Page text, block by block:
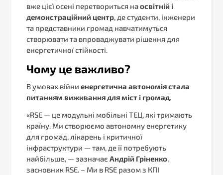
вже цієї осені перетвориться наосвітній і
демонстраційний центр, де студенти, інженери
та представники громад навчатимуться
створювати та впроваджувати рішення для
енергетичної стійкості.
Чому це важливо?
В умовах війни енергетична автономія стала
питанням виживання для міст і громад.
«RSE — це модульні мобільні ТЕЦ, які тримають
країну. Ми створюємо автономну енергетику
для громад, лікарень і критичної
інфраструктури — там, де її потребують
найбільше, — зазначає Андрій Гріненко,
засновник RSE. – Ми в RSE разом з КПІ